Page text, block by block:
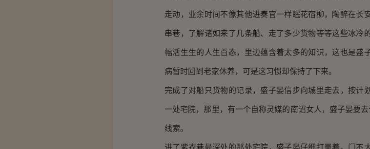
走动，业余时间不像其他进奏官一样眠花宿柳，陶醉在长
串巷，了解诸如来了几条船、走了多少货物等等这些冰冷
幅活生生的人生百态，里边蕴含着太多的知识，这也是盛
病暂时回到老家休养，可是这习惯却保持了下来。
完成了对船只货物的记录，盛子晏信步向城里走去，按计
一处宅院，那里，有一个自称灵媒的南诏女人，盛子晏要
线索。
进了紫衣巷最深处的那处宅院，盛子晏仔细打量着。门不